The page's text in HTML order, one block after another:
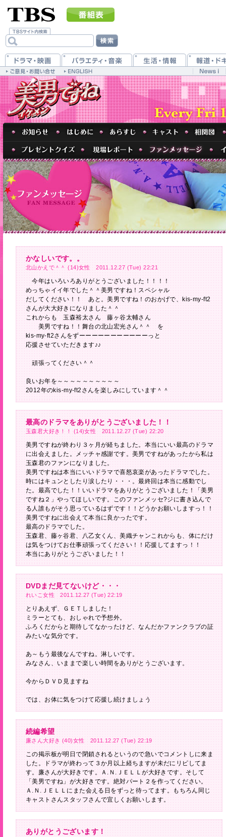
かなしいです。。
北山かえで＾＾ (14)女性 2011.12.27 (Tue) 22:21
今年はいろいろありがとうございました！！！！
めっちゃイイ年でした＾＾美男ですね！スペシャル
だしてください！！ あと。美男ですね！のおかげで、kis-my-ft2
さんが大大好きになりました＾＾
これからも 玉森裕太さん 藤ヶ谷太輔さん
美男ですね！！舞台の北山宏光さん＾＾ を
kis-my-ft2さんをずーーーーーーーーーーーっと
応援させていただきます♪♪
頑張ってください＾＾
良いお年を～～～～～～～～～～
2012年のkis-my-ft2さんを楽しみにしています＾＾
最高のドラマをありがとうございました！！
玉森君大好き！！ (14)女性 2011.12.27 (Tue) 22:20
美男ですねが終わり３ヶ月が経ちました。本当にいい最高のドラマ
に出会えました。メッチャ感謝です。美男ですねがあったから私は
玉森君のファンになりました。
美男ですねは本当にいいドラマで喜怒哀楽があったドラマでした。
時にはキュンとしたり涙したり・・・。最終回は本当に感動でし
た。最高でした！！いいドラマをありがとうございました！「美男
ですね２」やってほしいです。このファンメッセ?ジに書き込んで
る人誰もがそう思っているはずです！！どうかお願いしますっ！！
美男ですねに出会えて本当に良かったです。
最高のドラマでした。
玉森君、藤ヶ谷君、八乙女くん、美織チャンこれからも、体にだけ
は気をつけてお仕事頑張ってください！！応援してますっ！！
本当にありがとうございました！！
DVDまだ見てないけど・・・
れいこ女性 2011.12.27 (Tue) 22:19
とりあえず、ＧＥＴしました！
ミラーとても、おしゃれで予想外。
ふろくだからと期待してなかったけど、なんだかファンクラブの証
みたいな気分です。
あ～もう最後なんですね。淋しいです。
みなさん、いままで楽しい時間をありがとうございます。
今からＤＶＤ見ますね
では、お体に気をつけて応援し続けましょう
続編希望
廉さん大好き (40)女性 2011.12.27 (Tue) 22:19
この掲示板が明日で閉鎖されるというので急いでコメントしに来ま
した。ドラマが終わって３か月以上経ちますが未だにリピしてま
す。廉さんが大好きです。Ａ.Ｎ.ＪＥＬＬが大好きです。そして
「美男ですね」が大好きです。絶対パート２を作ってください。
Ａ.Ｎ.ＪＥＬＬにまた会える日をずっと待ってます。もちろん同じ
キャストさんスタッフさんで宜しくお願いします。
ありがとうございます！